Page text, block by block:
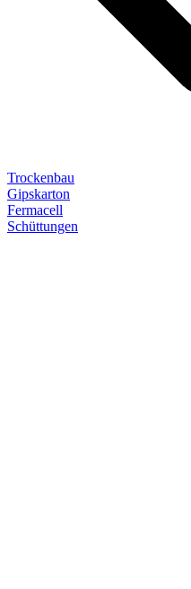
Trockenbau
Gipskarton
Fermacell
Schüttungen